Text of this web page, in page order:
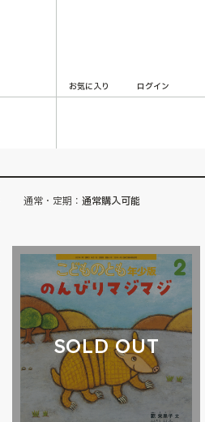
お気に入り ログイン
通常・定期： 通常購入可能
SOLD OUT